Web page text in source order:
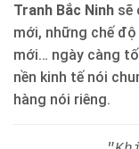
Tranh Bắc Ninh sẽ
mới, những chế
mới… ngày càng
nền kinh tế nói
hàng nói riêng.